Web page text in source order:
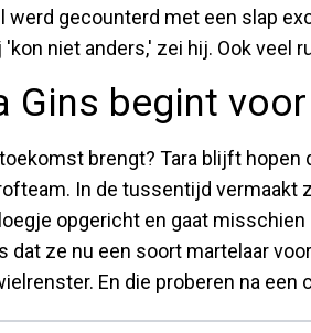
werd gecounterd met een slap
'kon niet anders,' zei hij. Ook veel
Gins begint
brengt? Tara blijft hopen
In de tussentijd vermaakt
opgericht en gaat
dat ze nu een soort martelaar
En die proberen na een